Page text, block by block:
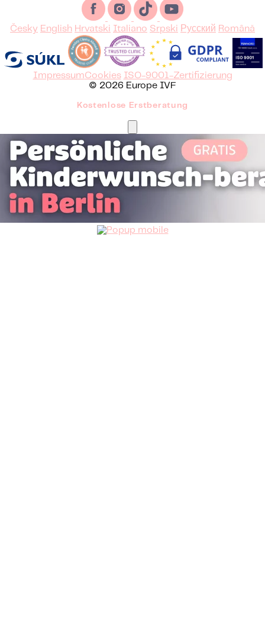
Česky English Hrvatski Italiano Srpski Русский Română
ImpressumCookies ISO-9001-Zertifizierung
© 2026 Europe IVF
Kostenlose Erstberatung